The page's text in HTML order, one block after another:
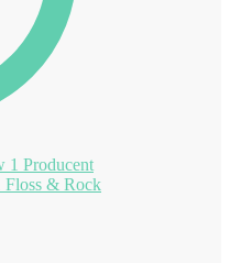
Floss & Rock